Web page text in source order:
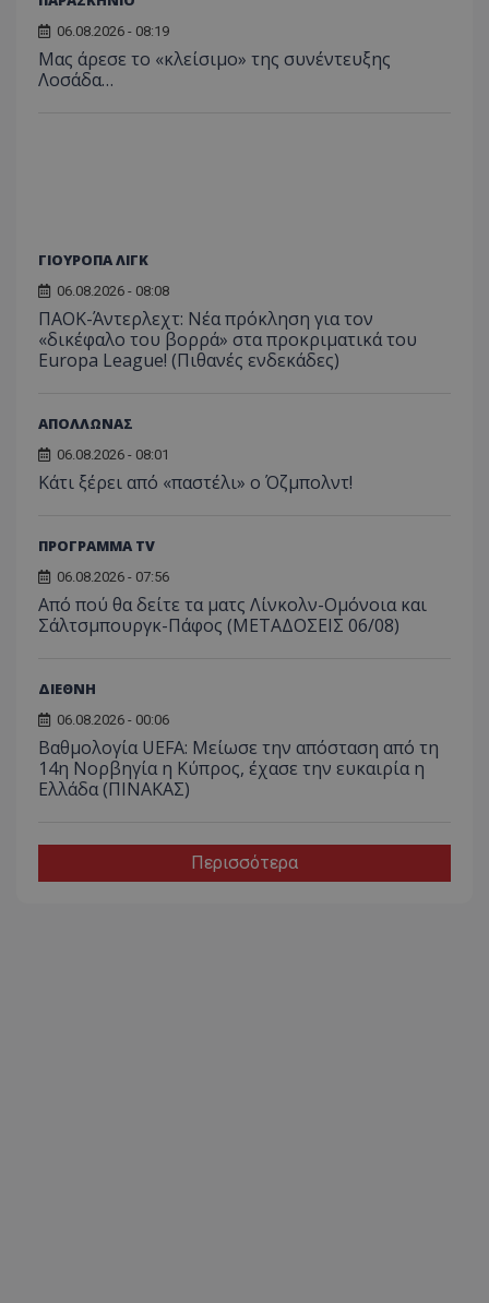
06.08.2026 - 08:19
Μας άρεσε το «κλείσιμο» της συνέντευξης
Λοσάδα…
ΓΙΟΥΡΟΠΑ ΛΙΓΚ
06.08.2026 - 08:08
ΠΑΟΚ-Άντερλεχτ: Νέα πρόκληση για τον
«δικέφαλο του βορρά» στα προκριματικά του
Europa League! (Πιθανές ενδεκάδες)
ΑΠΟΛΛΩΝΑΣ
06.08.2026 - 08:01
Κάτι ξέρει από «παστέλι» ο Όζμπολντ!
ΠΡΟΓΡΑΜΜΑ TV
06.08.2026 - 07:56
Από πού θα δείτε τα ματς Λίνκολν-Ομόνοια και
Σάλτσμπουργκ-Πάφος (ΜΕΤΑΔΟΣΕΙΣ 06/08)
ΔΙΕΘΝΗ
06.08.2026 - 00:06
Βαθμολογία UEFA: Μείωσε την απόσταση από τη
14η Νορβηγία η Κύπρος, έχασε την ευκαιρία η
Ελλάδα (ΠΙΝΑΚΑΣ)
Περισσότερα